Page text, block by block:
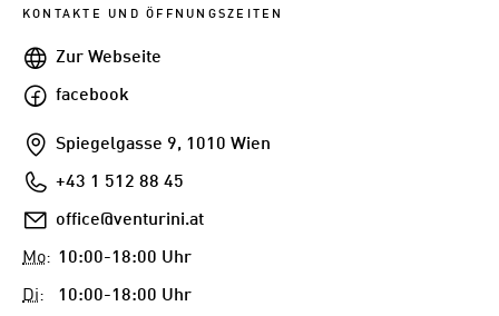
KONTAKTE UND ÖFFNUNGSZEITEN
WebseiteZur Webseite
facebookfacebook
Addresse
Spiegelgasse 9, 1010 Wien
Telefon+43 1 512 88 45
E-
office@venturini.at
Mo: 10:00-18:00 Uhr
Di: 10:00-18:00 Uhr